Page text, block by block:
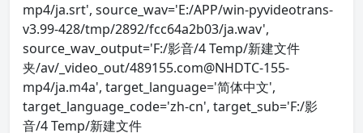
mp4/ja.srt', source_wav='E:/APP/win-pyvideotrans-
v3.99-428/tmp/2892/fcc64a2b03/ja.wav',
source_wav_output='F:/影音/4 Temp/新建文件
夹/av/_video_out/489155.com@NHDTC-155-
mp4/ja.m4a', target_language='简体中文',
target_language_code='zh-cn', target_sub='F:/影
音/4 Temp/新建文件